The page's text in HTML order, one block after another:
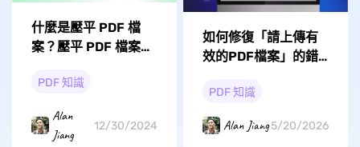
什麼是壓平 PDF 檔
案？壓平 PDF 檔案有
PDF 知識
Alan
Jiang
12/30/2024
如何修復「請上傳有
效的PDF檔案」的錯
PDF 知識
Alan Jiang5/20/2026